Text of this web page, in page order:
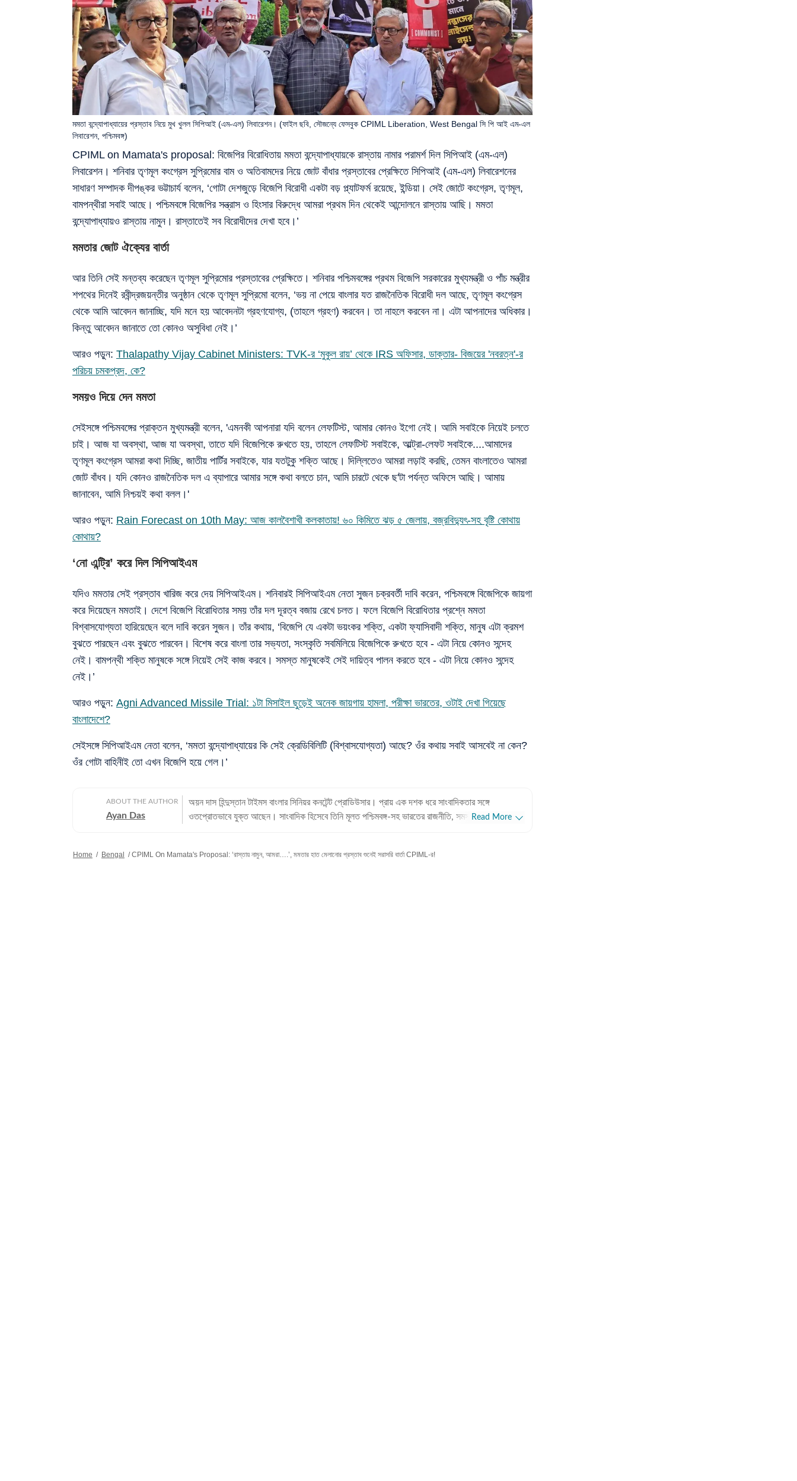
CPIML on Mamata's proposal: বিজেপির বিরোধিতায় মমতা বন্দ্যোপাধ্যায়কে রাস্তায় নামার পরামর্শ দিল সিপিআই (এম-এল)
লিবারেশন। শনিবার তৃণমূল কংগ্রেস সুপ্রিমোর বাম ও অতিবামদের নিয়ে জোট বাঁধার প্রস্তাবের প্রেক্ষিতে সিপিআই (এম-এল) লিবারেশনের
সাধারণ সম্পাদক দীপঙ্কর ভট্টাচার্য বলেন, ‘গোটা দেশজুড়ে বিজেপি বিরোধী একটা বড় প্ল্যাটফর্ম রয়েছে, ইন্ডিয়া। সেই জোটে কংগ্রেস, তৃণমূল,
বামপন্থীরা সবাই আছে। পশ্চিমবঙ্গে বিজেপির সন্ত্রাস ও হিংসার বিরুদ্ধে আমরা প্রথম দিন থেকেই আন্দোলনে রাস্তায় আছি। মমতা
বন্দ্যোপাধ্যায়ও রাস্তায় নামুন। রাস্তাতেই সব বিরোধীদের দেখা হবে।’
মমতা বন্দ্যোপাধ্যায়ের প্রস্তাব নিয়ে মুখ খুলল সিপিআই (এম-এল) লিবারেশন। (ফাইল ছবি, সৌজন্যে ফেসবুক CPIML Liberation, West Bengal সি পি আই এম-এল
লিবারেশন, পশ্চিমবঙ্গ )
মমতার জোট ঐক্যের বার্তা
আর তিনি সেই মন্তব্য করেছেন তৃণমূল সুপ্রিমোর প্রস্তাবের প্রেক্ষিতে। শনিবার পশ্চিমবঙ্গের প্রথম বিজেপি সরকারের মুখ্যমন্ত্রী ও পাঁচ মন্ত্রীর
শপথের দিনেই রবীন্দ্রজয়ন্তীর অনুষ্ঠান থেকে তৃণমূল সুপ্রিমো বলেন, ‘ভয় না পেয়ে বাংলার যত রাজনৈতিক বিরোধী দল আছে, তৃণমূল কংগ্রেস
থেকে আমি আবেদন জানাচ্ছি, যদি মনে হয় আবেদনটা গ্রহণযোগ্য, (তাহলে গ্রহণ) করবেন। তা নাহলে করবেন না। এটা আপনাদের অধিকার।
কিন্তু আবেদন জানাতে তো কোনও অসুবিধা নেই।’
আরও পড়ুন: Thalapathy Vijay Cabinet Ministers: TVK-র ‘মুকুল রায়’ থেকে IRS অফিসার, ডাক্তার- বিজয়ের 'নবরত্ন'-র
পরিচয় চমকপ্রদ, কে?
সময়ও দিয়ে দেন মমতা
সেইসঙ্গে পশ্চিমবঙ্গের প্রাক্তন মুখ্যমন্ত্রী বলেন, 'এমনকী আপনারা যদি বলেন লেফটিস্ট, আমার কোনও ইগো নেই। আমি সবাইকে নিয়েই চলতে
চাই। আজ যা অবস্থা, আজ যা অবস্থা, তাতে যদি বিজেপিকে রুখতে হয়, তাহলে লেফটিস্ট সবাইকে, আল্ট্রা-লেফট সবাইকে....আমাদের
তৃণমূল কংগ্রেস আমরা কথা দিচ্ছি, জাতীয় পার্টির সবাইকে, যার যতটুকু শক্তি আছে। দিল্লিতেও আমরা লড়াই করছি, তেমন বাংলাতেও আমরা
জোট বাঁধব। যদি কোনও রাজনৈতিক দল এ ব্যাপারে আমার সঙ্গে কথা বলতে চান, আমি চারটে থেকে ছ'টা পর্যন্ত অফিসে আছি। আমায়
জানাবেন, আমি নিশ্চয়ই কথা বলল।'
আরও পড়ুন: Rain Forecast on 10th May: আজ কালবৈশাখী কলকাতায়! ৬০ কিমিতে ঝড় ৫ জেলায়, বজ্রবিদ্যুৎ-সহ বৃষ্টি কোথায়
কোথায়?
‘নো এন্ট্রি’ করে দিল সিপিআইএম
যদিও মমতার সেই প্রস্তাব খারিজ করে দেয় সিপিআইএম। শনিবারই সিপিআইএম নেতা সুজন চক্রবর্তী দাবি করেন, পশ্চিমবঙ্গে বিজেপিকে জায়গা
করে দিয়েছেন মমতাই। দেশে বিজেপি বিরোধিতার সময় তাঁর দল দূরত্ব বজায় রেখে চলত। ফলে বিজেপি বিরোধিতার প্রশ্নে মমতা
বিশ্বাসযোগ্যতা হারিয়েছেন বলে দাবি করেন সুজন। তাঁর কথায়, ‘বিজেপি যে একটা ভয়ংকর শক্তি, একটা ফ্যাসিবাদী শক্তি, মানুষ এটা ক্রমশ
বুঝতে পারছেন এবং বুঝতে পারবেন। বিশেষ করে বাংলা তার সভ্যতা, সংস্কৃতি সবমিলিয়ে বিজেপিকে রুখতে হবে - এটা নিয়ে কোনও সন্দেহ
নেই। বামপন্থী শক্তি মানুষকে সঙ্গে নিয়েই সেই কাজ করবে। সমস্ত মানুষকেই সেই দায়িত্ব পালন করতে হবে - এটা নিয়ে কোনও সন্দেহ
নেই।’
আরও পড়ুন: Agni Advanced Missile Trial: ১টা মিসাইল ছুড়েই অনেক জায়গায় হামলা, পরীক্ষা ভারতের, ওটাই দেখা গিয়েছে
বাংলাদেশে?
সেইসঙ্গে সিপিআইএম নেতা বলেন, ‘মমতা বন্দ্যোপাধ্যায়ের কি সেই ক্রেডিবিলিটি (বিশ্বাসযোগ্যতা) আছে? ওঁর কথায় সবাই আসবেই না কেন?
ওঁর গোটা বাহিনীই তো এখন বিজেপি হয়ে গেল।’
ABOUT THE AUTHOR
Ayan Das
অয়ন দাস হিন্দুস্তান টাইমস বাংলার সিনিয়র কনটেন্ট প্রোডিউসার। প্রায় এক দশক ধরে সাংবাদিকতার সঙ্গে
ওতপ্রোতভাবে যুক্ত আছেন। সাংবাদিক হিসেবে তিনি মূলত পশ্চিমবঙ্গ-সহ ভারতের রাজনীতি, সমসাময়িক ঘটনাপ্রবাহ
বিশ্ববিদ্যালয়ে পড়ার সময় দ্য টাইমস অফ ইন্ডিয়া, ক্রিকেট অ্যাসোসিয়েশন অফ বেঙ্গল (সিএবি), স্পোর্টসকিডার মতো
Read More
Home / Bengal / CPIML On Mamata's Proposal: ‘রাস্তায় নামুন, আমরা….’, মমতার হাত মেলানোর প্রস্তাব শুনেই সরাসরি বার্তা CPIML-র!